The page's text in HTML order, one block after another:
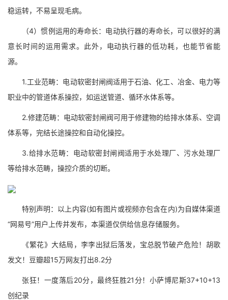
稳运转，不易呈现毛病。
（4）惯例运用的寿命长：电动执行器的寿命长，可以很好的满
意长时间的运用需求。此外，电动执行器的低功耗，也能节省能
源。
1.工业范畴：电动软密封闸阀适用于石油、化工、冶金、电力等
职业中的管道体系操控，如运送管道、循环水体系等。
2.修建范畴：电动软密封闸阀可用于修建物的给排水体系、空调
体系等，完结长途操控和自动化操控。
3.给排水范畴：电动软密封闸阀适用于水处理厂、污水处理厂
等给排水范畴，操控介质的切断。
特别声明：以上内容(如有图片或视频亦包含在内)为自媒体渠道
“网易号”用户上传并发布，本渠道仅供给信息存储服务。
《繁花》大结局，李李出狱后落发，宝总脱节破产危险！胡歌
发文！豆瓣超15万网友打出8.2分
张狂！一度落后20分，最终狂胜21分！小萨博尼斯37+10+13
创纪录